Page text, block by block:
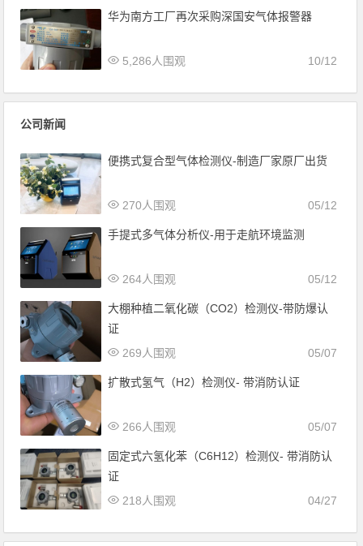
华为南方工厂再次采购深国安气体报警器
10/12
5,286人围观
公司新闻
便携式复合型气体检测仪-制造厂家原厂出货
05/12
270人围观
手提式多气体分析仪-用于走航环境监测
05/12
264人围观
大棚种植二氧化碳（CO2）检测仪-带防爆认
证
05/07
269人围观
扩散式氢气（H2）检测仪- 带消防认证
05/07
266人围观
固定式六氢化苯（C6H12）检测仪- 带消防认
证
04/27
218人围观